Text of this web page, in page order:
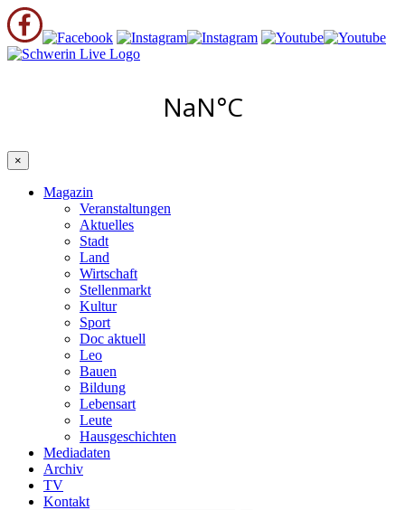
×
Magazin
Veranstaltungen
Aktuelles
Stadt
Land
Wirtschaft
Stellenmarkt
Kultur
Sport
Doc aktuell
Leo
Bauen
Bildung
Lebensart
Leute
Hausgeschichten
Mediadaten
Archiv
TV
Kontakt